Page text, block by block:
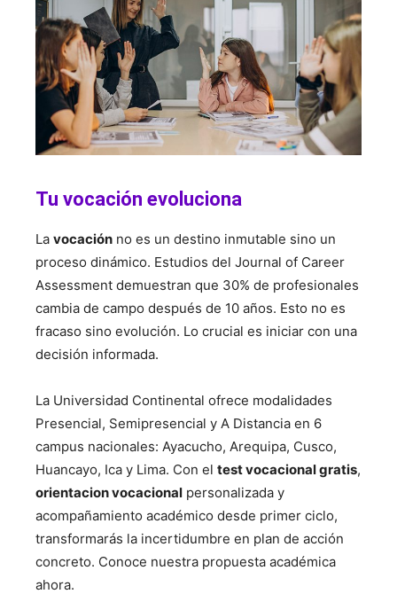
Tu vocación evoluciona
La vocación no es un destino inmutable sino un
proceso dinámico. Estudios del Journal of Career
Assessment demuestran que 30% de profesionales
cambia de campo después de 10 años. Esto no es
fracaso sino evolución. Lo crucial es iniciar con una
decisión informada.
La Universidad Continental ofrece modalidades
Presencial, Semipresencial y A Distancia en 6
campus nacionales: Ayacucho, Arequipa, Cusco,
Huancayo, Ica y Lima. Con el test vocacional gratis,
orientacion vocacional personalizada y
acompañamiento académico desde primer ciclo,
transformarás la incertidumbre en plan de acción
concreto. Conoce nuestra propuesta académica
ahora.